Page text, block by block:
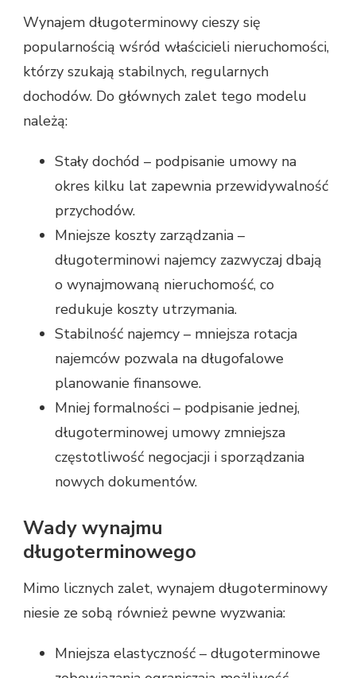
Wynajem długoterminowy cieszy się
popularnością wśród właścicieli nieruchomości,
którzy szukają stabilnych, regularnych
dochodów. Do głównych zalet tego modelu
należą:
Stały dochód – podpisanie umowy na
okres kilku lat zapewnia przewidywalność
przychodów.
Mniejsze koszty zarządzania –
długoterminowi najemcy zazwyczaj dbają
o wynajmowaną nieruchomość, co
redukuje koszty utrzymania.
Stabilność najemcy – mniejsza rotacja
najemców pozwala na długofalowe
planowanie finansowe.
Mniej formalności – podpisanie jednej,
długoterminowej umowy zmniejsza
częstotliwość negocjacji i sporządzania
nowych dokumentów.
Wady wynajmu
długoterminowego
Mimo licznych zalet, wynajem długoterminowy
niesie ze sobą również pewne wyzwania:
Mniejsza elastyczność – długoterminowe